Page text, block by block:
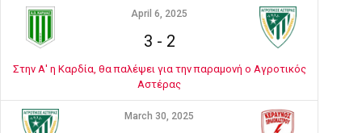
April 6, 2025
3 - 2
Στην Α' η Καρδία, θα παλέψει για την παραμονή ο Αγροτικός
Αστέρας
March 30, 2025